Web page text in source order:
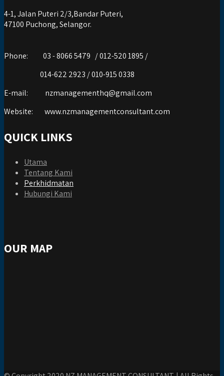
4-1, Jalan Puteri 2/3,Bandar Puteri,
47100 Puchong, Selangor.
Phone:
03 - 8066 5479 / 012-520 1895 /
014-622 2923 / 010-915 0338
E-mail:
nzmanagementhq@gmail.com
Website:
www.nzmanagementconsultant.com
QUICK LINKS
Utama
Tentang Kami
Perkhidmatan
Hubungi Kami
OUR MAP